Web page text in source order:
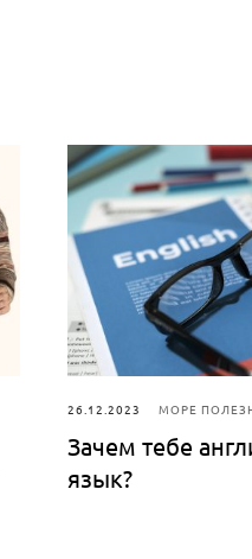
26.12.2023 МОРЕ
Зачем тебе
язык?